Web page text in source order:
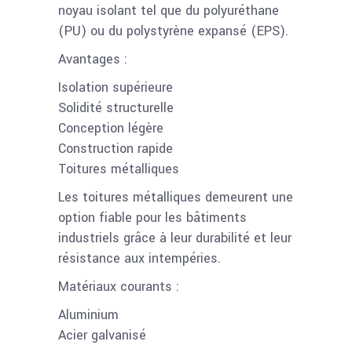
noyau isolant tel que du polyuréthane
(PU) ou du polystyrène expansé (EPS).
Avantages :
Isolation supérieure
Solidité structurelle
Conception légère
Construction rapide
Toitures métalliques
Les toitures métalliques demeurent une
option fiable pour les bâtiments
industriels grâce à leur durabilité et leur
résistance aux intempéries.
Matériaux courants :
Aluminium
Acier galvanisé